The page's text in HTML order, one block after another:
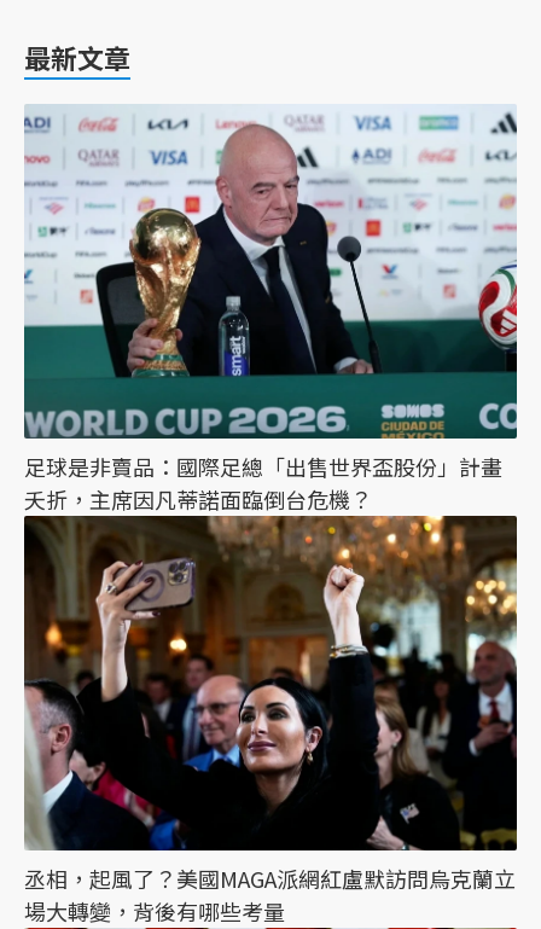
最新文章
足球是非賣品：國際足總「出售世界盃股份」計畫
夭折，主席因凡蒂諾面臨倒台危機？
丞相，起風了？美國MAGA派網紅盧默訪問烏克蘭立
場大轉變，背後有哪些考量